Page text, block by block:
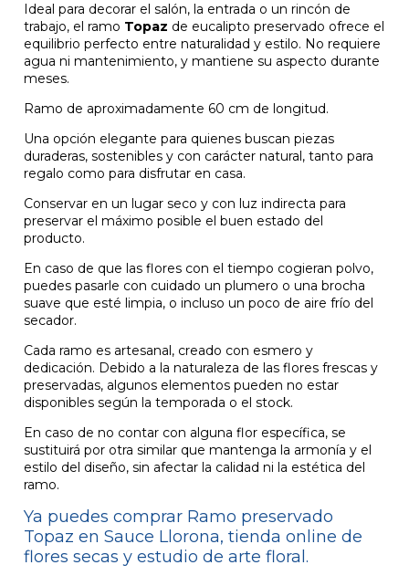
Ideal para decorar el salón, la entrada o un rincón de
trabajo, el ramo Topaz de eucalipto preservado ofrece el
equilibrio perfecto entre naturalidad y estilo. No requiere
agua ni mantenimiento, y mantiene su aspecto durante
meses.
Ramo de aproximadamente 60 cm de longitud.
Una opción elegante para quienes buscan piezas
duraderas, sostenibles y con carácter natural, tanto para
regalo como para disfrutar en casa.
Conservar en un lugar seco y con luz indirecta para
preservar el máximo posible el buen estado del
producto.
En caso de que las flores con el tiempo cogieran polvo,
puedes pasarle con cuidado un plumero o una brocha
suave que esté limpia, o incluso un poco de aire frío del
secador.
Cada ramo es artesanal, creado con esmero y
dedicación. Debido a la naturaleza de las flores frescas y
preservadas, algunos elementos pueden no estar
disponibles según la temporada o el stock.
En caso de no contar con alguna flor específica, se
sustituirá por otra similar que mantenga la armonía y el
estilo del diseño, sin afectar la calidad ni la estética del
ramo.
Ya puedes comprar Ramo preservado
Topaz en Sauce Llorona, tienda online de
flores secas y estudio de arte floral.